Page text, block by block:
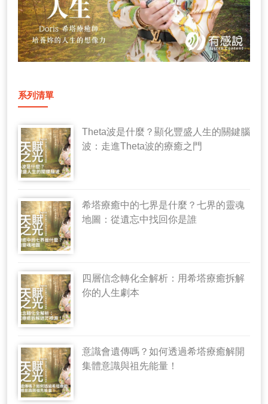
系列清單
Theta波是什麼？顯化豐盛人生的關鍵腦
波：走進Theta波的療癒之門
希塔療癒中的七界是什麼？七界的靈魂
地圖：從遺忘中找回你是誰
四層信念轉化全解析：用希塔療癒拆解
你的人生劇本
意識會遺傳嗎？如何透過希塔療癒解開
集體意識與祖先能量！